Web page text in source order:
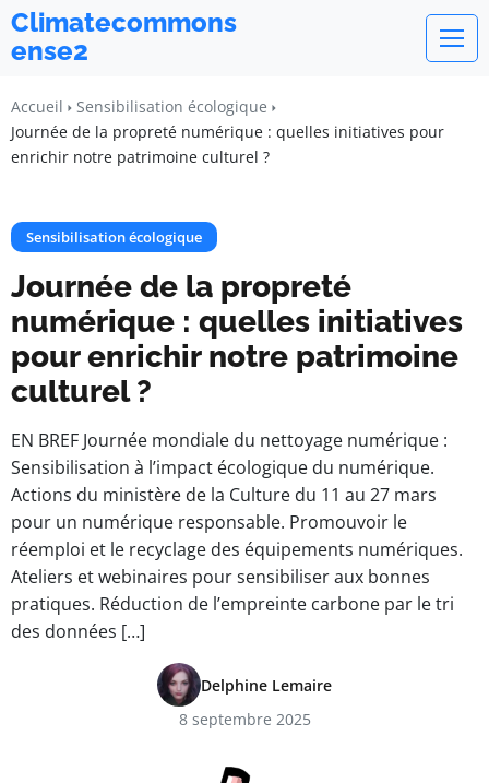
Climatecommons
ense2
Accueil
Sensibilisation écologique
Journée de la propreté numérique : quelles initiatives pour
enrichir notre patrimoine culturel ?
Sensibilisation écologique
Journée de la propreté
numérique : quelles initiatives
pour enrichir notre patrimoine
culturel ?
EN BREF Journée mondiale du nettoyage numérique :
Sensibilisation à l’impact écologique du numérique.
Actions du ministère de la Culture du 11 au 27 mars
pour un numérique responsable. Promouvoir le
réemploi et le recyclage des équipements numériques.
Ateliers et webinaires pour sensibiliser aux bonnes
pratiques. Réduction de l’empreinte carbone par le tri
des données […]
Delphine Lemaire
8 septembre 2025